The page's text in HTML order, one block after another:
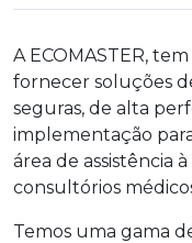
A ECOMASTER,
fornecer soluções
seguras, de alta
implementação
área de assistência
consultórios
Temos uma gama